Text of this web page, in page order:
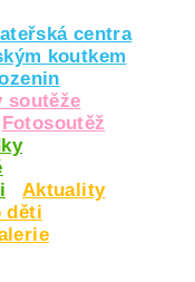
centra
koutkem
soutěže
Fotosoutěž
Aktuality
děti